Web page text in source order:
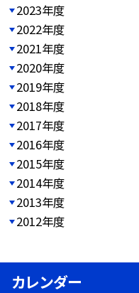
2023年度
2022年度
2021年度
2020年度
2019年度
2018年度
2017年度
2016年度
2015年度
2014年度
2013年度
2012年度
カレンダー